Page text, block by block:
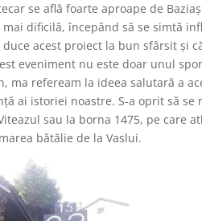
se află foarte aproape de
mai dificilă, începând să se simtă
acest proiect la bun sfârsit şi
eveniment nu este doar unul
refeream la ideea salutară a
ai istoriei noastre. S-a oprit să se
sau la borna 1475, pe care
bătălie de la Vaslui.